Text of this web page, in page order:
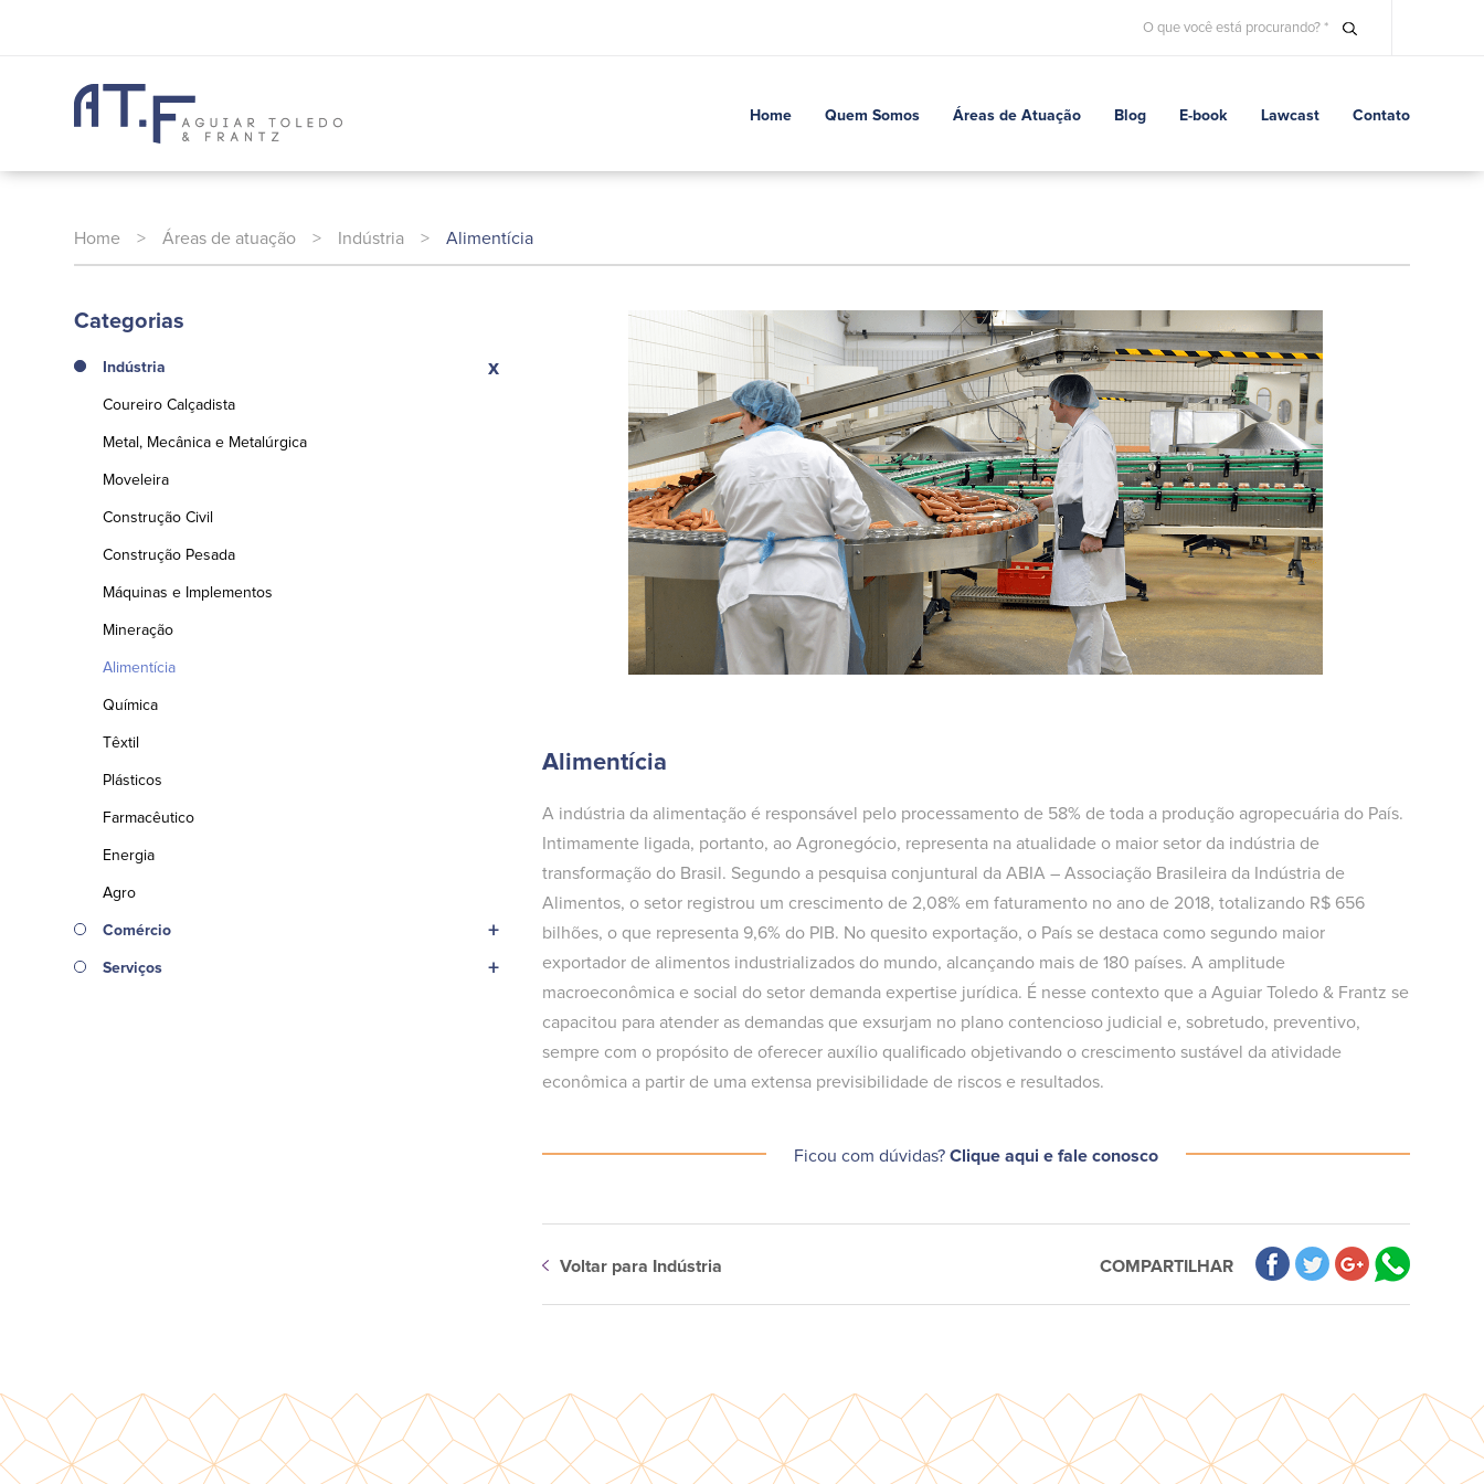
Home Quem Somos Áreas de Atuação Blog E-book Lawcast Contato
Home > Áreas de atuação > Indústria > Alimentícia
Alimentícia
A indústria da alimentação é responsável pelo processamento de 58% de toda a produção agropecuária do País.
Intimamente ligada, portanto, ao Agronegócio, representa na atualidade o maior setor da indústria de
transformação do Brasil. Segundo a pesquisa conjuntural da ABIA – Associação Brasileira da Indústria de
Alimentos, o setor registrou um crescimento de 2,08% em faturamento no ano de 2018, totalizando R$ 656
bilhões, o que representa 9,6% do PIB. No quesito exportação, o País se destaca como segundo maior
exportador de alimentos industrializados do mundo, alcançando mais de 180 países. A amplitude
macroeconômica e social do setor demanda expertise jurídica. É nesse contexto que a Aguiar Toledo & Frantz se
capacitou para atender as demandas que exsurjam no plano contencioso judicial e, sobretudo, preventivo,
sempre com o propósito de oferecer auxílio qualificado objetivando o crescimento sustável da atividade
econômica a partir de uma extensa previsibilidade de riscos e resultados.
Ficou com dúvidas? Clique aqui e fale conosco
COMPARTILHAR
Voltar para Indústria
Categorias
Indústria x
Coureiro Calçadista
Metal, Mecânica e Metalúrgica
Moveleira
Construção Civil
Construção Pesada
Máquinas e Implementos
Mineração
Alimentícia
Química
Têxtil
Plásticos
Farmacêutico
Energia
Agro
Comércio +
Serviços +